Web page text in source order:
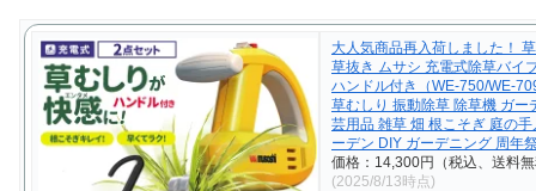
大人気商品再入荷しました！
草抜き ムサシ 充電式除草バイ
ハンドル付き（WE-750/WE-
草むしり 振動除草 除草機 ガー
芸用品 雑草 畑 根こそぎ 庭の手
ーデン DIY ガーデニング 周年
価格：14,300円（税込、送料
(2025/8/13時点)